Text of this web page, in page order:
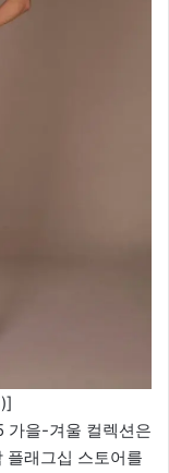
가을-겨울 컬렉션은
플래그십 스토어를